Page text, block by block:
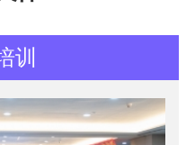
训